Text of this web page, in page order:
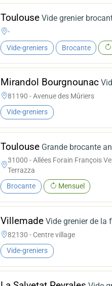
Toulouse Vide grenier
-
Vide-greniers Brocante
Mirandol Bourgnounac
81190 - Avenue des Mûriers
Vide-greniers
Toulouse Grande brocante
31000 - Allées Forain François
Terrazza
Brocante Mensuel
Villemade Vide grenier de la
82130 - Centre village
Vide-greniers